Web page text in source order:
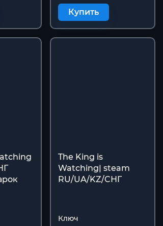
Купить
The King is
Watching| steam
RU/UA/KZ/CНГ
Ключ